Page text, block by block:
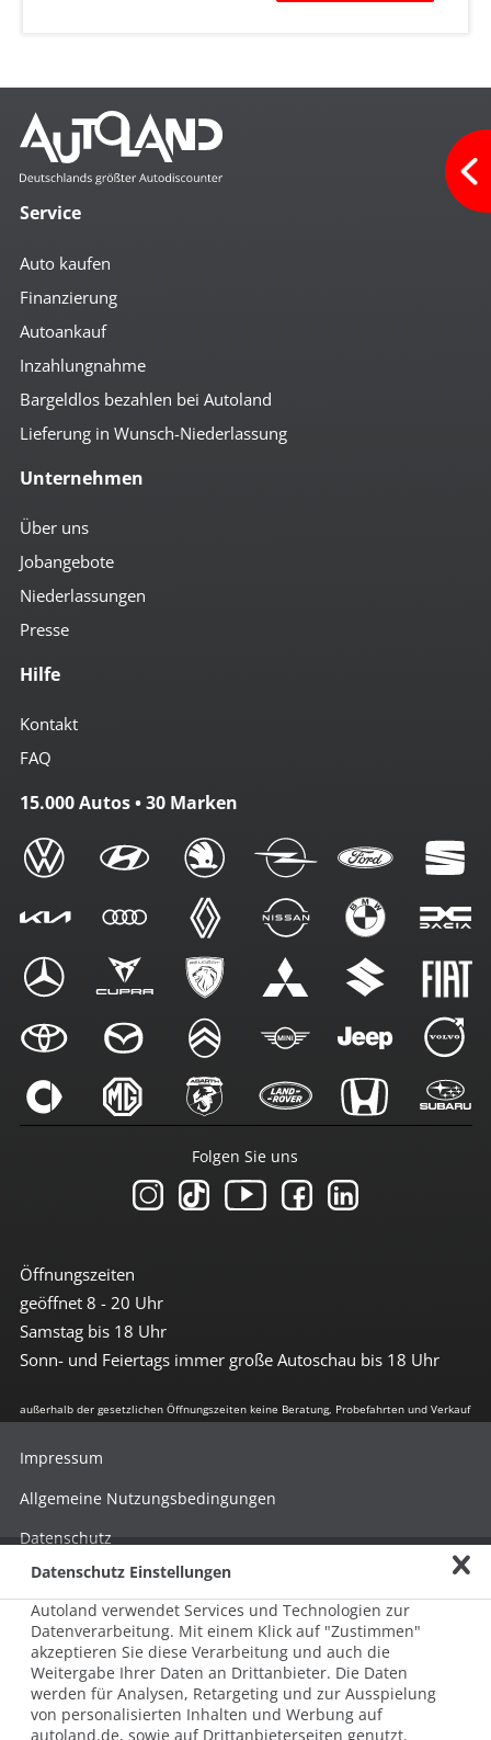
Service
Auto kaufen
Finanzierung
Autoankauf
Inzahlungnahme
Bargeldlos bezahlen bei Autoland
Lieferung in Wunsch-Niederlassung
Unternehmen
Über uns
Jobangebote
Niederlassungen
Presse
Hilfe
Kontakt
FAQ
15.000 Autos • 30 Marken
Öffnungszeiten
geöffnet 8 - 20 Uhr
Samstag bis 18 Uhr
Sonn- und Feiertags immer große Autoschau bis 18 Uhr
Folgen Sie uns
außerhalb der gesetzlichen Öffnungszeiten keine Beratung, Probefahrten und Verkauf
© 2026 AUTOLAND 24 SE & Co. Betriebs KG
Werner-von-Siemens-Str. 2, 06796 Brehna, Deutschland
Impressum
Allgemeine Nutzungsbedingungen
Datenschutz
Hinweisgebersystem nach HinSchG
Beschwerde nach LkSG
Grundsatzerklärung zum LkSG
Datenschutz Einstellungen
Autoland verwendet Services und Technologien zur
Datenverarbeitung. Mit einem Klick auf "Zustimmen"
akzeptieren Sie diese Verarbeitung und auch die
Weitergabe Ihrer Daten an Drittanbieter. Die Daten
werden für Analysen, Retargeting und zur Ausspielung
von personalisierten Inhalten und Werbung auf
autoland.de, sowie auf Drittanbieterseiten genutzt.